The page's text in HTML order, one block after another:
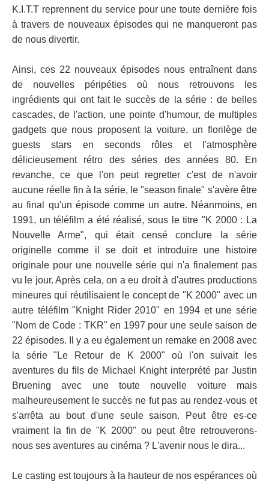
K.I.T.T reprennent du service pour une toute dernière fois
à travers de nouveaux épisodes qui ne manqueront pas
de nous divertir.
Ainsi, ces 22 nouveaux épisodes nous entraînent dans
de nouvelles péripéties où nous retrouvons les
ingrédients qui ont fait le succès de la série : de belles
cascades, de l'action, une pointe d'humour, de multiples
gadgets que nous proposent la voiture, un florilège de
guests stars en seconds rôles et l'atmosphère
délicieusement rétro des séries des années 80. En
revanche, ce que l'on peut regretter c'est de n'avoir
aucune réelle fin à la série, le "season finale" s'avère être
au final qu'un épisode comme un autre. Néanmoins, en
1991, un téléfilm a été réalisé, sous le titre "K 2000 : La
Nouvelle Arme", qui était censé conclure la série
originelle comme il se doit et introduire une histoire
originale pour une nouvelle série qui n'a finalement pas
vu le jour. Après cela, on a eu droit à d'autres productions
mineures qui réutilisaient le concept de "K 2000" avec un
autre téléfilm "Knight Rider 2010" en 1994 et une série
"Nom de Code : TKR" en 1997 pour une seule saison de
22 épisodes. Il y a eu également un remake en 2008 avec
la série "Le Retour de K 2000" où l'on suivait les
aventures du fils de Michael Knight interprété par Justin
Bruening avec une toute nouvelle voiture mais
malheureusement le succès ne fut pas au rendez-vous et
s'arrêta au bout d'une seule saison. Peut être es-ce
vraiment la fin de "K 2000" ou peut être retrouverons-
nous ses aventures au cinéma ? L'avenir nous le dira...
Le casting est toujours à la hauteur de nos espérances où